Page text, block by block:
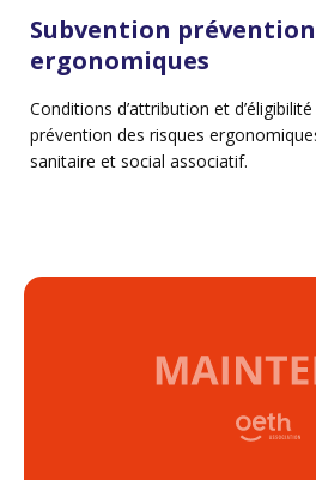
Subvention
ergonomiques
Conditions d’attribution et
prévention des risques
sanitaire et social associatif.